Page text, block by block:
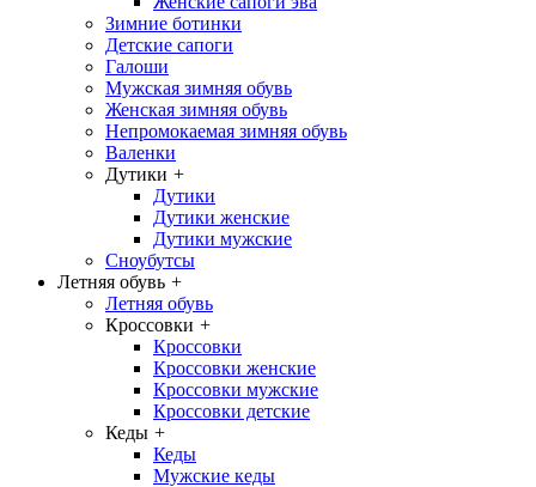
Зимние ботинки
Детские сапоги
Галоши
Мужская зимняя обувь
Женская зимняя обувь
Непромокаемая зимняя обувь
Валенки
Дутики +
Дутики
Дутики женские
Дутики мужские
Сноубутсы
Летняя обувь +
Летняя обувь
Кроссовки +
Кроссовки
Кроссовки женские
Кроссовки мужские
Кроссовки детские
Кеды +
Кеды
Мужские кеды